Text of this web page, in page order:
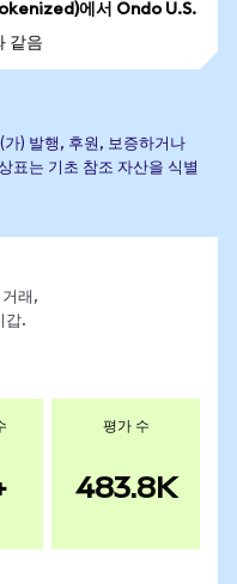
에서 Ondo U.S.
같음
) 발행, 후원, 보증하거나
표는 기초 참조 자산을 식별
래,
갑.
평가 수
483.8K